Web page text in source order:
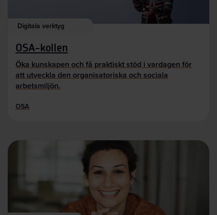
Digitala verktyg
OSA-kollen
Öka kunskapen och få praktiskt stöd i vardagen för
att utveckla den organisatoriska och sociala
arbetsmiljön.
OSA